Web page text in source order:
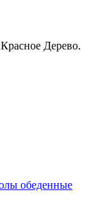
Дерево.
обеденные